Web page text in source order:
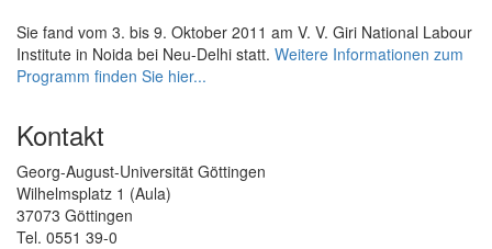
Sie fand vom 3. bis 9. Oktober 2011 am V. V. Giri National Labour
Institute in Noida bei Neu-Delhi statt. Weitere Informationen zum
Programm finden Sie hier...
Kontakt
Georg-August-Universität Göttingen
Wilhelmsplatz 1 (Aula)
37073 Göttingen
Tel. 0551 39-0